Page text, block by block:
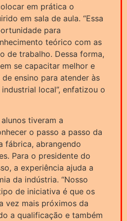
em prática o
em sala de aula. “Essa
para
teórico com as
de trabalho. Dessa forma,
se capacitar melhor e
ensino para atender às
local”, enfatizou o
tiveram a
o passo a passo da
fábrica, abrangendo
Para o presidente do
a experiência ajuda a
da indústria. “Nosso
de iniciativa é que os
vez mais próximos da
a qualificação e também